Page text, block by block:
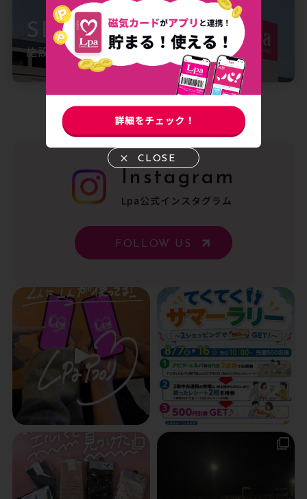
CLOSE
SERVICE GUIDE
施設案内
Instagram
Lpa公式インスタグラム
FOLLOW US